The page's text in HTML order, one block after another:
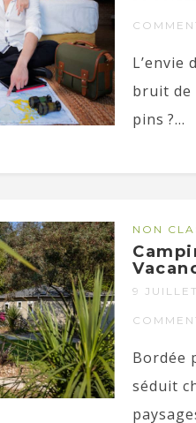
L’envie
bruit de
pins ?...
NON
9
Bordée
séduit